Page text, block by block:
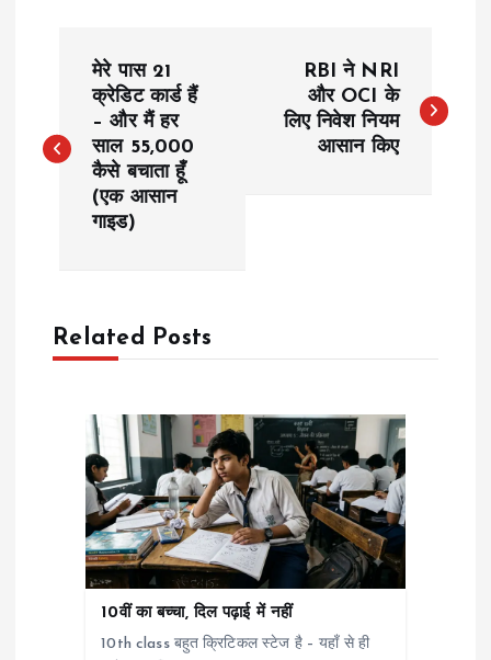
s
a
v
मेरे पास 21
क्रेडिट कार्ड हैं
– और मैं हर
साल ₹55,000
कैसे बचाता हूँ
(एक आसान
गाइड)
RBI ने NRI
और OCI के
लिए निवेश नियम
आसान किए
Related Posts
10वीं का बच्चा, दिल पढ़ाई में नहीं
10th class बहुत क्रिटिकल स्टेज है – यहाँ से ही